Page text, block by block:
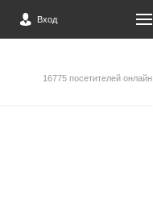
Вход
16775 посетителей онлайн